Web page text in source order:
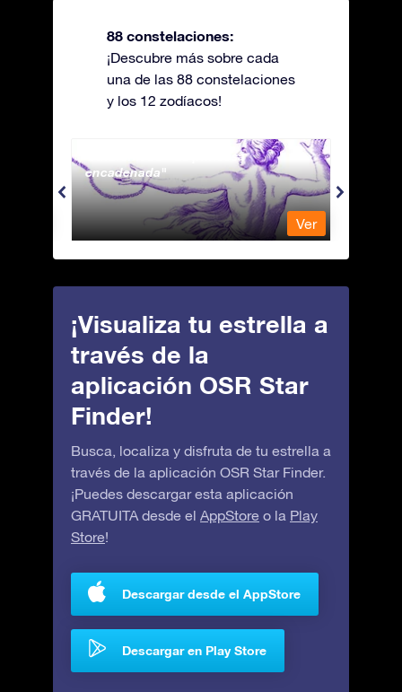
88 constelaciones:
¡Descubre más sobre cada
una de las 88 constelaciones
y los 12 zodíacos!
Andromeda - La princesa
encadenada
Ver
¡Visualiza tu estrella a
través de la
aplicación OSR Star
Finder!
Busca, localiza y disfruta de tu estrella a
través de la aplicación OSR Star Finder.
¡Puedes descargar esta aplicación
GRATUITA desde el AppStore o la Play
Store!
Descargar desde el AppStore
Descargar en Play Store